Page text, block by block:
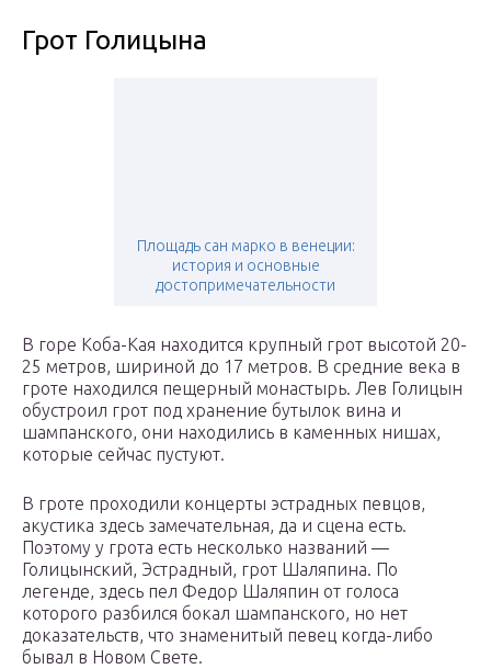
Грот Голицына
Площадь сан марко в венеции:
история и основные
достопримечательности
В горе Коба-Кая находится крупный грот высотой 20-
25 метров, шириной до 17 метров. В средние века в
гроте находился пещерный монастырь. Лев Голицын
обустроил грот под хранение бутылок вина и
шампанского, они находились в каменных нишах,
которые сейчас пустуют.
В гроте проходили концерты эстрадных певцов,
акустика здесь замечательная, да и сцена есть.
Поэтому у грота есть несколько названий —
Голицынский, Эстрадный, грот Шаляпина. По
легенде, здесь пел Федор Шаляпин от голоса
которого разбился бокал шампанского, но нет
доказательств, что знаменитый певец когда-либо
бывал в Новом Свете.